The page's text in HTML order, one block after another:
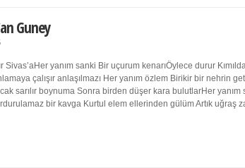
Guney
Sivas’aHer yanım sanki Bir uçurum kenarıÖylece durur
çalışır anlaşılmazı Her yanım özlem Birikir bir nehrin
sarılır boynuma Sonra birden düşer kara bulutlarHer yanım
bir kavga Kurtul elem ellerinden gülüm Artık uğraş